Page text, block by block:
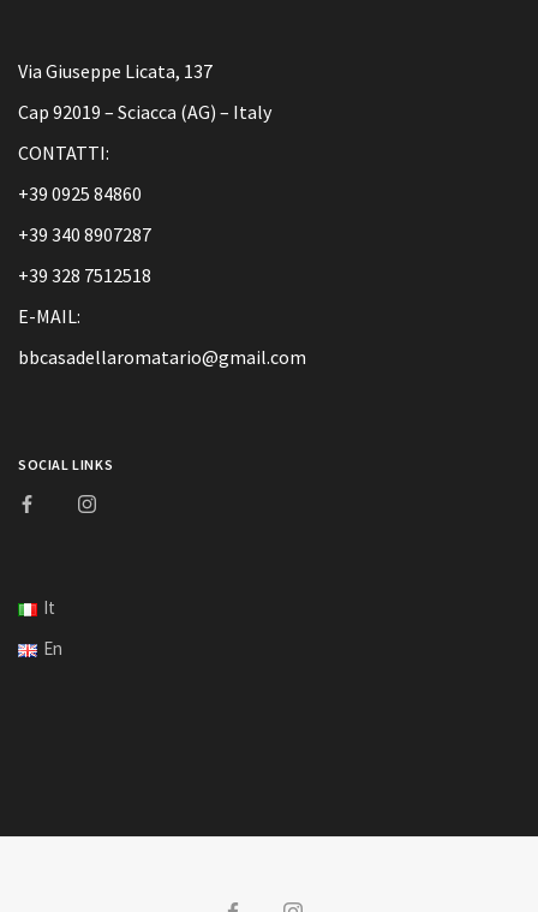
Via Giuseppe Licata, 137
Cap 92019 – Sciacca (AG) – Italy
CONTATTI:
+39 0925 84860
+39 340 8907287
+39 328 7512518
E-MAIL:
bbcasadellaromatario@gmail.com
SOCIAL LINKS
It
En